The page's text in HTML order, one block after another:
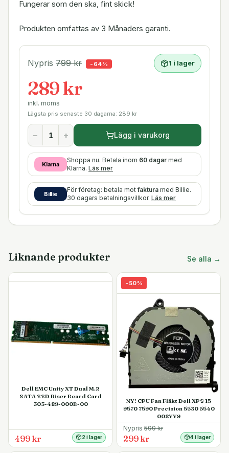
Fungerar som den ska, fint skick!
Produkten omfattas av 3 Månaders garanti.
Nypris 799kr - 64% 1 i lager
289 kr
inkl. moms
Lägsta pris senaste 30 dagarna: 289 kr
− + Lägg i varukorg
Klarna
Shoppa nu. Betala inom 60 dagar med
Klarna. Läs mer
Billie
För företag: betala motfaktura med Billie.
30 dagars betalningsvillkor. Läs mer
Liknande produkter Se alla →
Dell EMC Unity XT Dual M.2
SATA SSD Riser Board Card
303-489-000B-00
499 kr 2 i lager
- 50%
NY! CPU Fan Fläkt Dell XPS 15
9570 7590 Precision 5530 5540
008YY9
Nypris 599kr
299 kr 4 i lager